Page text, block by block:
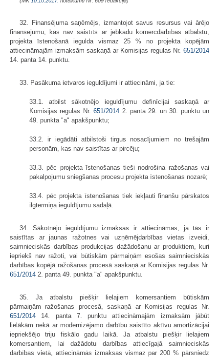
32. Finansējuma saņēmējs, izmantojot savus resursus vai ārējo
finansējumu, kas nav saistīts ar jebkādu komercdarbības atbalstu,
projekta īstenošanā iegulda vismaz 25 % no projekta kopējām
attiecināmajām izmaksām saskaņā ar Komisijas regulas Nr. 651/2014
14. panta 14. punktu.
33. Pasākuma ietvaros ieguldījumi ir attiecināmi, ja tie:
33.1. atbilst sākotnējo ieguldījumu definīcijai saskaņā ar
Komisijas regulas Nr.651/2014 2. panta 29. un 30. punktu un
49. punkta "a" apakšpunktu;
33.2. ir iegādāti atbilstoši tirgus nosacījumiem no trešajām
personām, kas nav saistītas ar pircēju;
33.3. pēc projekta īstenošanas tieši nodrošina ražošanas vai
pakalpojumu sniegšanas procesu projekta īstenošanas nozarē;
33.4. pēc projekta īstenošanas tiek iekļauti finanšu pārskatos
ilgtermiņa ieguldījumu sadaļā.
34. Sākotnējo ieguldījumu izmaksas ir attiecināmas, ja tās ir
saistītas ar jaunas ražotnes vai uzņēmējdarbības vietas izveidi,
saimnieciskās darbības produkcijas dažādošanu ar produktiem, kuri
iepriekš nav ražoti, vai būtiskām pārmaiņām esošas saimnieciskās
darbības kopējā ražošanas procesā saskaņā ar Komisijas regulas Nr.
651/2014 2. panta 49. punkta "a" apakšpunktu.
35. Ja atbalstu piešķir lielajiem komersantiem būtiskām
pārmaiņām ražošanas procesā, saskaņā ar Komisijas regulas Nr.
651/2014 14. panta 7. punktu attiecināmajām izmaksām jābūt
lielākām nekā ar modernizējamo darbību saistīto aktīvu amortizācijai
iepriekšējo triju fiskālo gadu laikā. Ja atbalstu piešķir lielajiem
komersantiem, lai dažādotu darbības attiecīgajā saimnieciskās
darbības vietā, attiecināmās izmaksas vismaz par 200 % pārsniedz